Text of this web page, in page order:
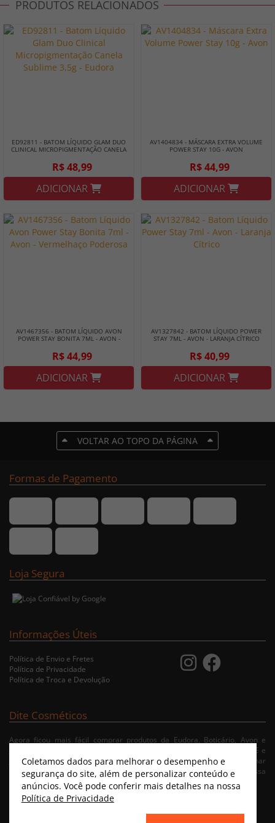
PRODUTOS RELACIONADOS
ED92811 - BATOM LÍQUIDO GLAM DUO
CLINICAL MICROPIGMENTAÇÃO CANELA
R$ 48,99
ADICIONAR
AV1404834 - MÁSCARA EXTRA VOLUME
POWER STAY 10G - AVON
R$ 44,99
ADICIONAR
AV1467356 - BATOM LÍQUIDO AVON
POWER STAY BONITA 7ML - AVON -
R$ 44,99
ADICIONAR
AV1327842 - BATOM LÍQUIDO POWER
STAY 7ML - AVON - LARANJA CÍTRICO
R$ 40,99
ADICIONAR
VOLTAR AO TOPO DA PÁGINA
Formas de Pagamento
Loja Segura
Informações Úteis
Política de Envio e Fretes
Política de Privacidade
Política de Troca e Devolução
Dite Cosméticos
Agora ficou mais fácil comprar produtos da Eudora, Boticário, Avon e
Jequiti nas cidades de Recife/PE, Olinda/PE, Paulista/PE, Abreu e Lima/PE e
Jaboatão/PE. A nossa loja virtual possibilita ao usuário navegar, selecionar
e fazer pedido de Delivery no conforto da sua residência. Consulte nossa
condições de entrega.
Coletamos dados para melhorar o desempenho e
segurança do site, além de personalizar conteúdo e
anúncios. Você pode conferir mais detalhes na nossa
Política de Privacidade